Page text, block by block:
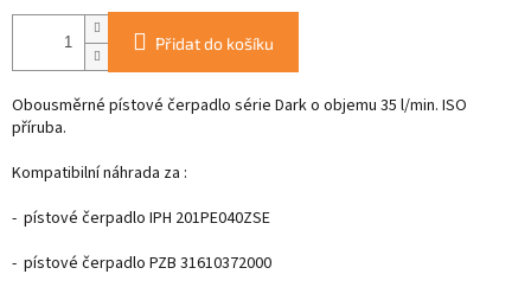
Přidat do košíku
Obousměrné pístové čerpadlo série Dark o objemu 35 l/min. ISO
příruba.
Kompatibilní náhrada za :
- pístové čerpadlo IPH 201PE040ZSE
- pístové čerpadlo PZB 31610372000